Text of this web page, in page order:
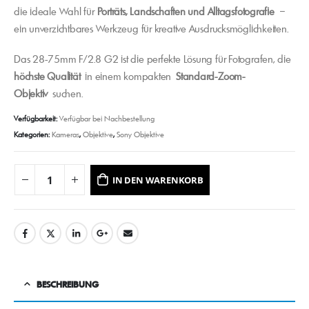
die ideale Wahl für Porträts, Landschaften und Alltagsfotografie–
ein unverzichtbares Werkzeug für kreative Ausdrucksmöglichkeiten.
Das 28-75mm F/2.8 G2 ist die perfekte Lösung für Fotografen, die
höchste Qualitätin einem kompakten Standard-Zoom-
Objektivsuchen.
Verfügbarkeit:Verfügbar bei Nachbestellung
Kategorien:Kameras,Objektive,Sony Objektive
IN DEN WARENKORB
BESCHREIBUNG